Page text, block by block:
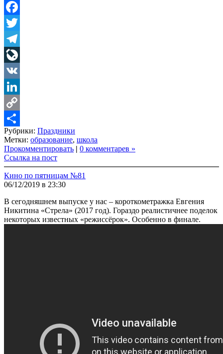
Facebook
Twitter
Telegram
LiveJournal
VK
LinkedIn
Copy
Link
Share
Рубрики: Праздники
Метки: образование, школа
Прокомментировать | 0 комментарев »
Ссылка на пост
Кино по пятницам №81
06/12/2019 в 23:30
В сегодняшнем выпуске у нас – короткометражка Евгения
Никитина «Стрела» (2017 год). Гораздо реалистичнее поделок
некоторых известных «режиссёрок». Особенно в финале.